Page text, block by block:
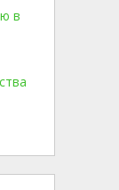
в